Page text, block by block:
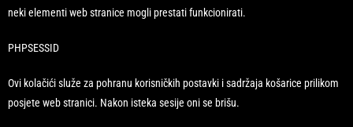
neki elementi web stranice mogli prestati funkcionirati.
PHPSESSID
Ovi kolačići služe za pohranu korisničkih postavki i sadržaja košarice prilikom
posjete web stranici. Nakon isteka sesije oni se brišu.